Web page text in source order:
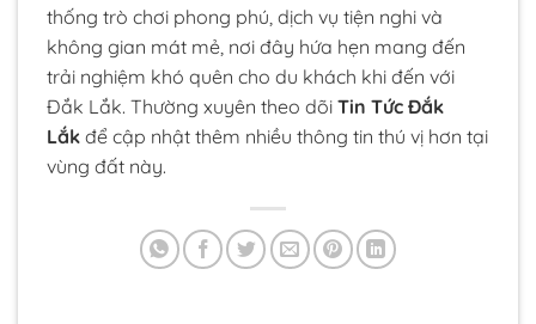
thống trò chơi phong phú, dịch vụ tiện nghi và
không gian mát mẻ, nơi đây hứa hẹn mang đến
trải nghiệm khó quên cho du khách khi đến với
Đắk Lắk. Thường xuyên theo dõi Tin Tức Đắk
Lắk để cập nhật thêm nhiều thông tin thú vị hơn tại
vùng đất này.